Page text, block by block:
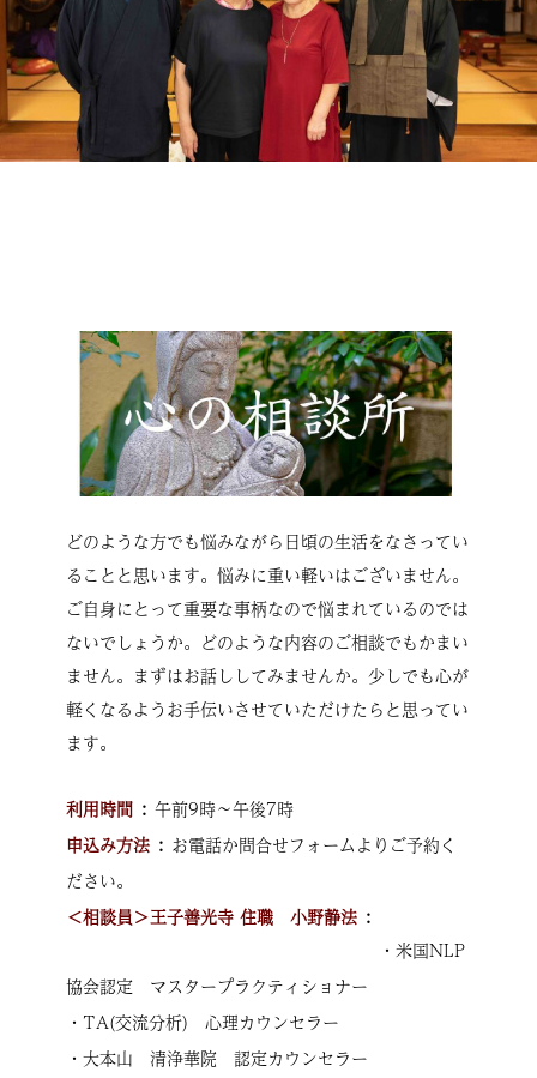
どのような方でも悩みながら日頃の生活をなさってい
ることと思います。悩みに重い軽いはございません。
ご自身にとって重要な事柄なので悩まれているのでは
ないでしょうか。どのような内容のご相談でもかまい
ません。まずはお話ししてみませんか。少しでも心が
軽くなるようお手伝いさせていただけたらと思ってい
ます。
利用時間
午前9時〜午後7時
申込み方法
お電話か問合せフォームよりご予約く
ださい。
＜相談員＞王子善光寺 住職 小野静法
・米国NLP
協会認定 マスタープラクティショナー
・TA(交流分析) 心理カウンセラー
・大本山 清浄華院 認定カウンセラー